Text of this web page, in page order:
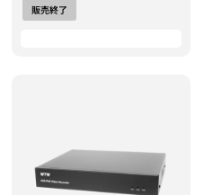
販売終了